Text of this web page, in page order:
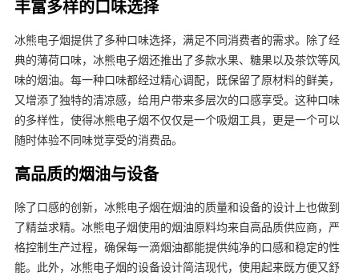
丰富多样的口味选择
冰熊电子烟提供了多种口味选择，满足不同消费者的需求。除了经
典的薄荷口味，冰熊电子烟还推出了多款水果、糖果以及茶饮等风
味的烟油。每一种口味都经过精心调配，既保留了原材料的鲜美，
又增添了独特的清凉感，给用户带来多层次的口感享受。这种口味
的多样性，使得冰熊电子烟不仅仅是一个吸烟工具，更是一个可以
随时体验不同味觉享受的消费品。
高品质的烟油与设备
除了口感的创新，冰熊电子烟在烟油的质量和设备的设计上也做到
了精益求精。冰熊电子烟使用的烟油原料均来自高品质供应商，严
格控制生产过程，确保每一滴烟油都能提供纯净的口感和稳定的性
能。此外，冰熊电子烟的设备设计简洁现代，使用起来既方便又舒